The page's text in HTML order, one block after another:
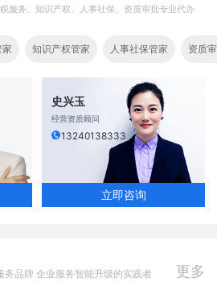
服务、知识产权、人事社保、资质审批专业代办
家 知识产权管家 人事社保管家 资质
史兴玉
经营资质顾问
13240138333
立即咨询
务品牌 企业服务智能升级的实践者 更多